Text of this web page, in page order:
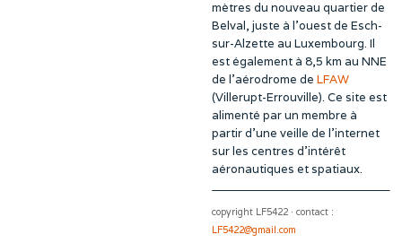
mètres du nouveau quartier de
Belval, juste à l’ouest de Esch-
sur-Alzette au Luxembourg. Il
est également à 8,5 km au NNE
de l’aérodrome de LFAW
(Villerupt-Errouville). Ce site est
alimenté par un membre à
partir d’une veille de l’internet
sur les centres d’intérêt
aéronautiques et spatiaux.
copyright LF5422 · contact :
LF5422@gmail.com